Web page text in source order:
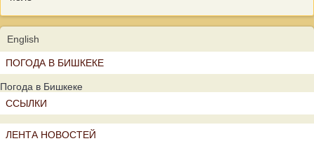
English
ПОГОДА В БИШКЕКЕ
Погода в Бишкеке
ССЫЛКИ
ЛЕНТА НОВОСТЕЙ